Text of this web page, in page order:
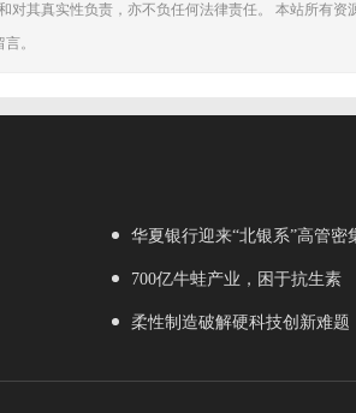
对其真实性负责，亦不负任何法律责任。 本站所有资
。
华夏银行迎来“北银系”高管
700亿牛蛙产业，困于抗生素
柔性制造破解硬科技创新难